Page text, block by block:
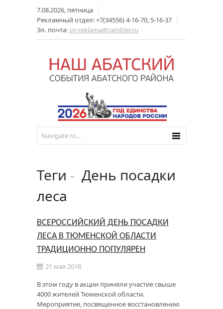
7.08.2026, пятница
Рекламный отдел: +7(34556) 4-16-70, 5-16-37
Эл. почта: sn-reklama@rambler.ru
Теги - День посадки
леса
ВСЕРОССИЙСКИЙ ДЕНЬ ПОСАДКИ
ЛЕСА В ТЮМЕНСКОЙ ОБЛАСТИ
ТРАДИЦИОННО ПОПУЛЯРЕН
21 мая 2018
В этом году в акции приняли участие свыше
4000 жителей Тюменской области.
Мероприятие, посвященное восстановлению